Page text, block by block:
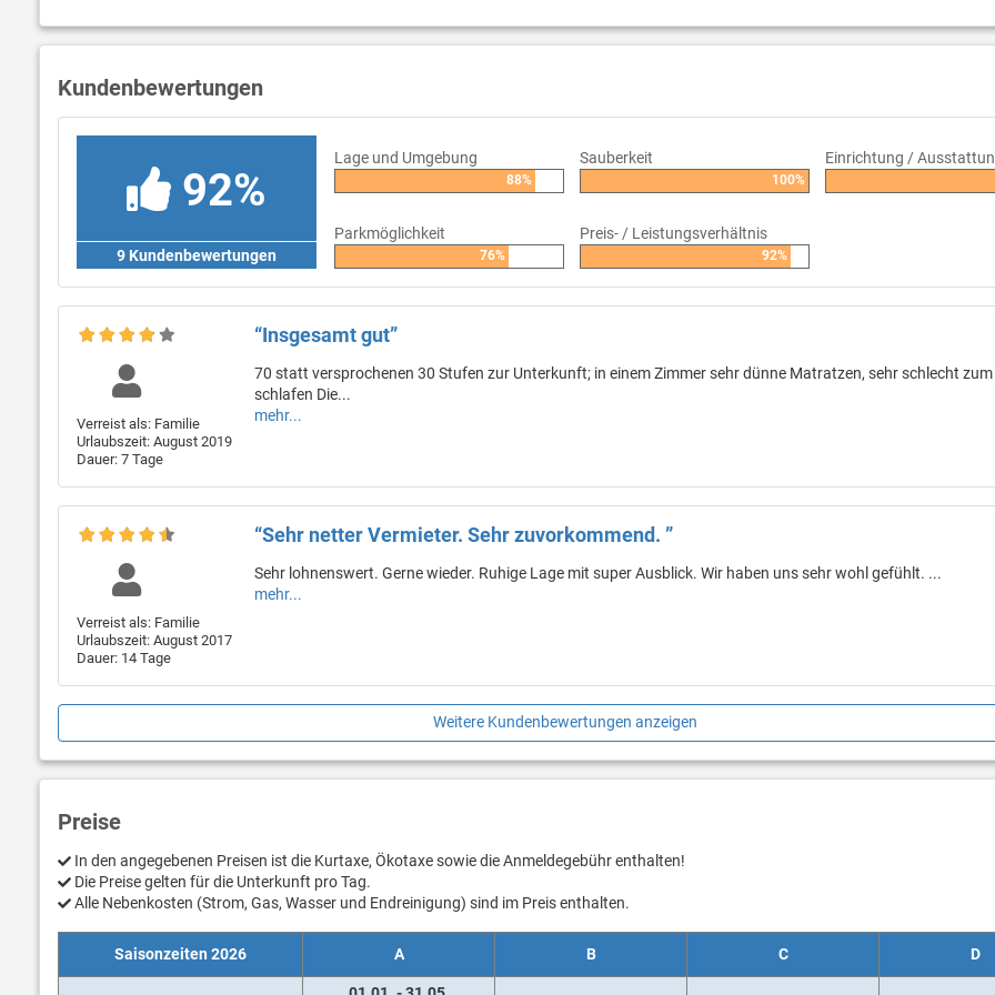
Kundenbewertungen
92%
9 Kundenbewertungen
Lage und Umgebung
88%
Sauberkeit
100%
Einrichtung /
Parkmöglichkeit
76%
Preis- / Leistungsverhältnis
92%
Verreist als: Familie
Urlaubszeit: August 2019
Dauer: 7 Tage
“Insgesamt gut”
70 statt versprochenen 30 Stufen zur Unterkunft; in einem Zimmer sehr dünne Matratzen, sehr schlecht zum
schlafen Die...
mehr...
Verreist als: Familie
Urlaubszeit: August 2017
Dauer: 14 Tage
“Sehr netter Vermieter. Sehr zuvorkommend. ”
Sehr lohnenswert. Gerne wieder. Ruhige Lage mit super Ausblick. Wir haben uns sehr wohl gefühlt. ...
mehr...
Weitere Kundenbewertungen anzeigen
Preise
In den angegebenen Preisen ist die Kurtaxe, Ökotaxe sowie die Anmeldegebühr enthalten!
Die Preise gelten für die Unterkunft pro Tag.
Alle Nebenkosten (Strom, Gas, Wasser und Endreinigung) sind im Preis enthalten.
Saisonzeiten 2026 A B C D